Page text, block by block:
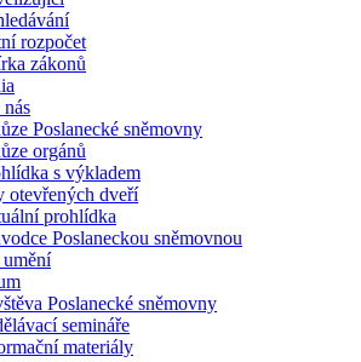
rozpočet
zákonů
Poslanecké sněmovny
orgánů
s výkladem
otevřených dveří
prohlídka
Poslaneckou sněmovnou
Poslanecké sněmovny
semináře
materiály